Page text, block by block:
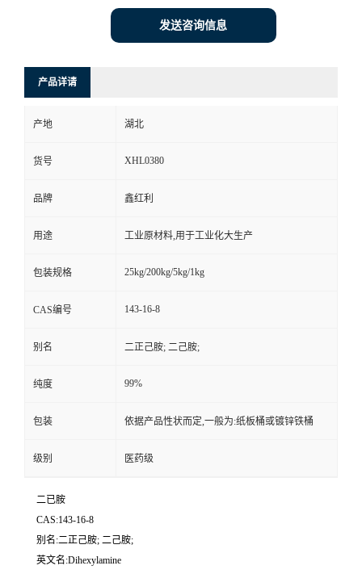
发送咨询信息
产品详请
产地 湖北
货号 XHL0380
品牌 鑫红利
用途 工业原材料,用于工业化大生产
包装规格 25kg/200kg/5kg/1kg
CAS编号 143-16-8
别名 二正己胺; 二己胺;
纯度 99%
包装 依据产品性状而定,一般为:纸板桶或镀锌铁桶
级别 医药级
二已胺
CAS:143-16-8
别名:二正己胺; 二己胺;
英文名:Dihexylamine